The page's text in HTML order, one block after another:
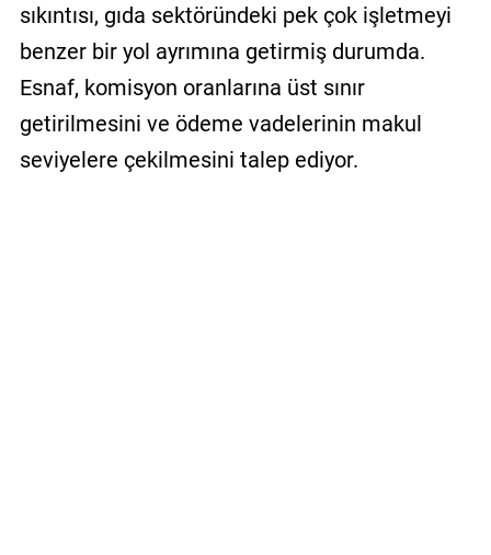
sıkıntısı, gıda sektöründeki pek çok işletmeyi
benzer bir yol ayrımına getirmiş durumda.
Esnaf, komisyon oranlarına üst sınır
getirilmesini ve ödeme vadelerinin makul
seviyelere çekilmesini talep ediyor.